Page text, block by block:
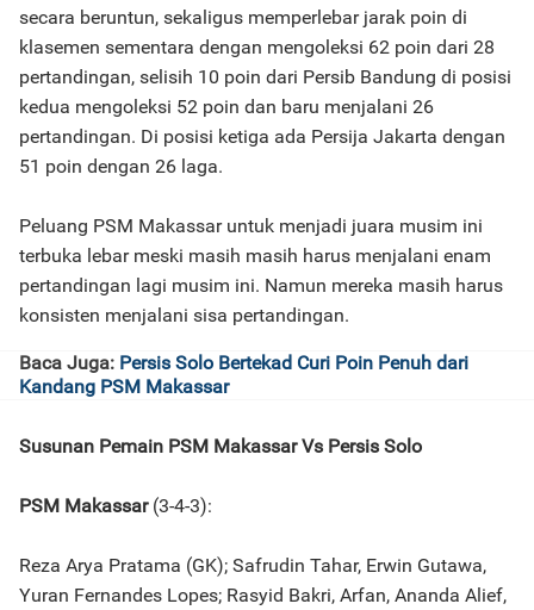
secara beruntun, sekaligus memperlebar jarak poin di
klasemen sementara dengan mengoleksi 62 poin dari 28
pertandingan, selisih 10 poin dari Persib Bandung di posisi
kedua mengoleksi 52 poin dan baru menjalani 26
pertandingan. Di posisi ketiga ada Persija Jakarta dengan
51 poin dengan 26 laga.
Peluang PSM Makassar untuk menjadi juara musim ini
terbuka lebar meski masih masih harus menjalani enam
pertandingan lagi musim ini. Namun mereka masih harus
konsisten menjalani sisa pertandingan.
Baca Juga: Persis Solo Bertekad Curi Poin Penuh dari
Kandang PSM Makassar
Susunan Pemain PSM Makassar Vs Persis Solo
PSM Makassar(3-4-3):
Reza Arya Pratama (GK); Safrudin Tahar, Erwin Gutawa,
Yuran Fernandes Lopes; Rasyid Bakri, Arfan, Ananda Alief,